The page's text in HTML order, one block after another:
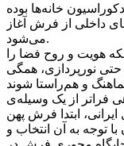
خانه‌ها بوده
داخلی از فرش آغاز
می‌شود.
هویت و روح فضا را
نورپردازی، همگی
فراتر از یک وسیله‌ی
ابتدا فرش پهن
توجه به آن انتخاب و